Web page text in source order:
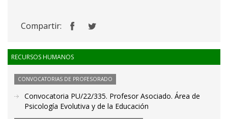
Compartir:
RECURSOS HUMANOS
CONVOCATORIAS DE PROFESORADO
Convocatoria PU/22/335. Profesor Asociado. Área de
Psicología Evolutiva y de la Educación